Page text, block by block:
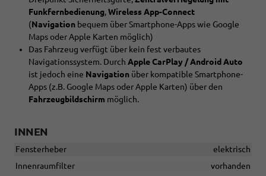
Funkfernbedienung,Wireless App-Connect
(Navigation bequem über Smartphone-Apps wie Google
Maps oder Apple Karten möglich)
Das Fahrzeug verfügt über kein fest verbautes
Navigationssystem. Durch Apple CarPlay / Android Auto
ist jedoch eine Navigation über kompatible Smartphone-
Apps (z.B. Google Maps oder Apple Karten) über den
Fahrzeugbildschirm möglich.
INNEN
Fensterheber
elektrisch
Innenraumfilter
vorhanden